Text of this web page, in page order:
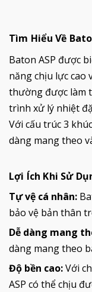
Tìm Hiểu Về
Baton ASP được
năng chịu lực cao
thường được làm
trình xử lý nhiệt
Với cấu trúc 3
dàng mang theo
Lợi Ích Khi Sử
Tự vệ cá nhân:
bảo vệ bản thân
Dễ dàng mang
dàng mang theo
Độ bền cao:Với
ASP có thể chịu